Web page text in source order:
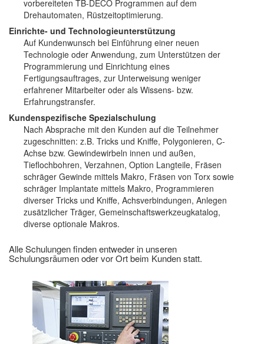
vorbereiteten TB-DECO Programmen auf dem
Drehautomaten, Rüstzeitoptimierung.
Einrichte- und Technologieunterstützung
Auf Kundenwunsch bei Einführung einer neuen
Technologie oder Anwendung, zum Unterstützen der
Programmierung und Einrichtung eines
Fertigungsauftrages, zur Unterweisung weniger
erfahrener Mitarbeiter oder als Wissens- bzw.
Erfahrungstransfer.
Kundenspezifische Spezialschulung
Nach Absprache mit den Kunden auf die Teilnehmer
zugeschnitten: z.B. Tricks und Kniffe, Polygonieren, C-
Achse bzw. Gewindewirbeln innen und außen,
Tieflochbohren, Verzahnen, Option Langteile, Fräsen
schräger Gewinde mittels Makro, Fräsen von Torx sowie
schräger Implantate mittels Makro, Programmieren
diverser Tricks und Kniffe, Achsverbindungen, Anlegen
zusätzlicher Träger, Gemeinschaftswerkzeugkatalog,
diverse optionale Makros.
Alle Schulungen finden entweder in unseren
Schulungsräumen oder vor Ort beim Kunden statt.